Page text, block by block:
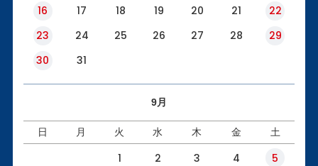
16
17 18 19 20 21
22
23
24 25 26 27 28
29
30
31
9月
日 月 火 水 木 金 土
1 2 3 4
5